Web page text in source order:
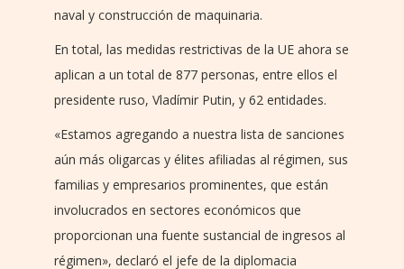
naval y construcción de maquinaria.
En total, las medidas restrictivas de la UE ahora se
aplican a un total de 877 personas, entre ellos el
presidente ruso, Vladímir Putin, y 62 entidades.
«Estamos agregando a nuestra lista de sanciones
aún más oligarcas y élites afiliadas al régimen, sus
familias y empresarios prominentes, que están
involucrados en sectores económicos que
proporcionan una fuente sustancial de ingresos al
régimen», declaró el jefe de la diplomacia